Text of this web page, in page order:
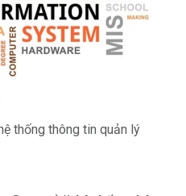
thống thông tin quản lý